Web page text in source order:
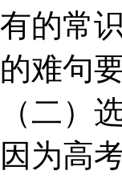
有的常
的难句
（二）
因为高